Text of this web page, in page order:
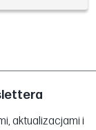
aktualizacjami i